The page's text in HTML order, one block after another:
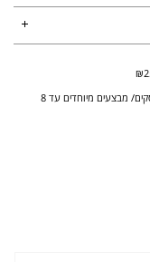
משלוחים עד 4 ימי עסקים / כלים חשמליים עד 5 ימי עסקים/ מבצעים מיוחדים עד 8